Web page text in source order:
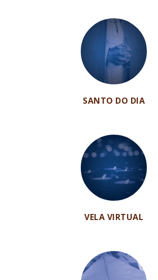
SANTO DO DIA
VELA VIRTUAL